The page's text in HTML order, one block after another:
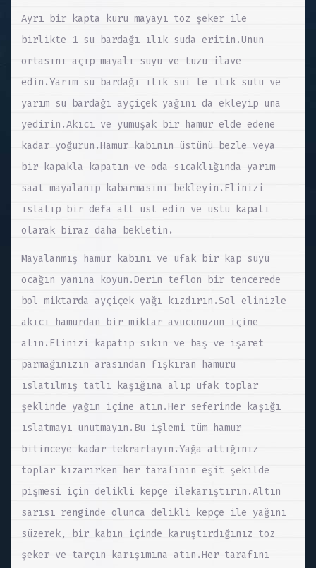
Ayrı bir kapta kuru mayayı toz şeker ile
birlikte 1 su bardağı ılık suda eritin.Unun
ortasını açıp mayalı suyu ve tuzu ilave
edin.Yarım su bardağı ılık sui le ılık sütü ve
yarım su bardağı ayçiçek yağını da ekleyip una
yedirin.Akıcı ve yumuşak bir hamur elde edene
kadar yoğurun.Hamur kabının üstünü bezle veya
bir kapakla kapatın ve oda sıcaklığında yarım
saat mayalanıp kabarmasını bekleyin.Elinizi
ıslatıp bir defa alt üst edin ve üstü kapalı
olarak biraz daha bekletin.
Mayalanmış hamur kabını ve ufak bir kap suyu
ocağın yanına koyun.Derin teflon bir tencerede
bol miktarda ayçiçek yağı kızdırın.Sol elinizle
akıcı hamurdan bir miktar avucunuzun içine
alın.Elinizi kapatıp sıkın ve baş ve işaret
parmağınızın arasından fışkıran hamuru
ıslatılmış tatlı kaşığına alıp ufak toplar
şeklinde yağın içine atın.Her seferinde kaşığı
ıslatmayı unutmayın.Bu işlemi tüm hamur
bitinceye kadar tekrarlayın.Yağa attığınız
toplar kızarırken her tarafının eşit şekilde
pişmesi için delikli kepçe ilekarıştırın.Altın
sarısı renginde olunca delikli kepçe ile yağını
süzerek, bir kabın içinde karuştırdığınız toz
şeker ve tarçın karışımına atın.Her tarafını